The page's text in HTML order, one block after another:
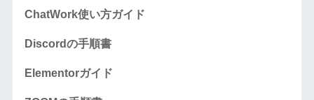
ChatWork使い方ガイド
Discordの手順書
Elementorガイド